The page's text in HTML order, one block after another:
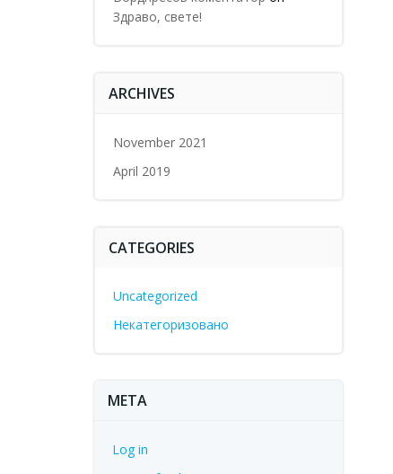
Здраво, свете!
ARCHIVES
November 2021
April 2019
CATEGORIES
Uncategorized
Некатегоризовано
META
Log in